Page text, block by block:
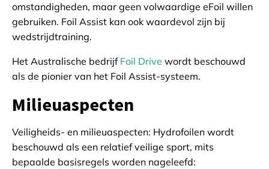
omstandigheden, maar geen volwaardige eFoil willen
gebruiken. Foil Assist kan ook waardevol zijn bij
wedstrijdtraining.
Het Australische bedrijf Foil Drive wordt beschouwd
als de pionier van het Foil Assist-systeem.
Milieuaspecten
Veiligheids- en milieuaspecten: Hydrofoilen wordt
beschouwd als een relatief veilige sport, mits
bepaalde basisregels worden nageleefd: